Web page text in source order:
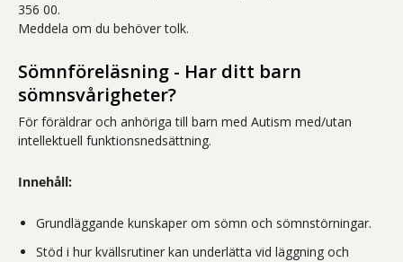
356 00.
Meddela om du behöver tolk.
Sömnföreläsning - Har ditt barn
sömnsvårigheter?
För föräldrar och anhöriga till barn med Autism med/utan
intellektuell funktionsnedsättning.
Innehåll:
Grundläggande kunskaper om sömn och sömnstörningar.
Stöd i hur kvällsrutiner kan underlätta vid läggning och